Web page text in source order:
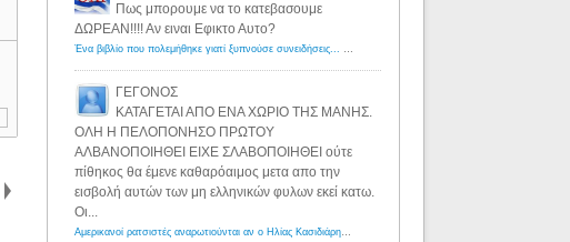
Πως μπορουμε να το κατεβασουμε
ΔΩΡΕΑΝ!!!! Αν ειναι Εφικτο Αυτο?
Ένα βιβλίο που πολεμήθηκε γιατί ξυπνούσε συνειδήσεις... - Λόγιος Ερμής | Η γνώση ξεκινάει με την αναζήτηση...
ΓΕΓΟΝΟΣ
ΚΑΤΑΓΕΤΑΙ ΑΠΟ ΕΝΑ ΧΩΡΙΟ ΤΗΣ ΜΑΝΗΣ.
ΟΛΗ Η ΠΕΛΟΠΟΝΗΣΟ ΠΡΩΤΟΥ
ΑΛΒΑΝΟΠΟΙΗΘΕΙ ΕΙΧΕ ΣΛΑΒΟΠΟΙΗΘΕΙ ούτε
πίθηκος θα έμενε καθαρόαιμος μετα απο την
εισβολή αυτών των μη ελληνικών φυλων εκεί κατω.
Οι...
Αμερικανοί ρατσιστές αναρωτιούνται αν ο Ηλίας Κασιδιάρης ανήκει στη λευκή φυλή... - Λόγιος Ερμής